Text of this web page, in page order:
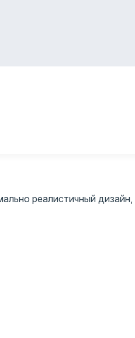
реалистичный